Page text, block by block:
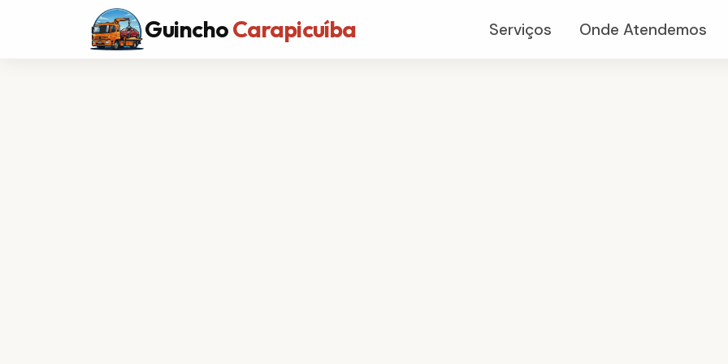
GuinchoCarapicuíba Serviços Onde Atendemos